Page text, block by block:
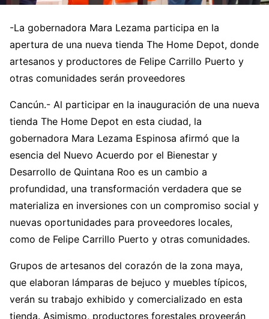
-La gobernadora Mara Lezama participa en la
apertura de una nueva tienda The Home Depot, donde
artesanos y productores de Felipe Carrillo Puerto y
otras comunidades serán proveedores
Cancún.- Al participar en la inauguración de una nueva
tienda The Home Depot en esta ciudad, la
gobernadora Mara Lezama Espinosa afirmó que la
esencia del Nuevo Acuerdo por el Bienestar y
Desarrollo de Quintana Roo es un cambio a
profundidad, una transformación verdadera que se
materializa en inversiones con un compromiso social y
nuevas oportunidades para proveedores locales,
como de Felipe Carrillo Puerto y otras comunidades.
Grupos de artesanos del corazón de la zona maya,
que elaboran lámparas de bejuco y muebles típicos,
verán su trabajo exhibido y comercializado en esta
tienda. Asimismo, productores forestales proveerán